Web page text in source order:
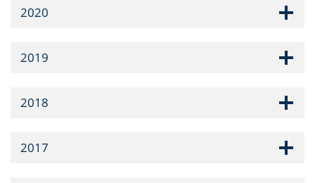
2020
2019
2018
2017